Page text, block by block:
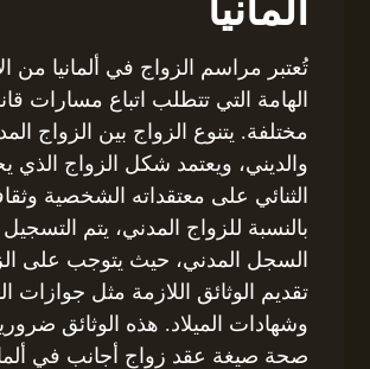
ألمانيا
تُعتبر مراسم الزواج في ألمانيا من
الهامة التي تتطلب اتباع مسارات
مختلفة. يتنوع الزواج بين الزواج
والديني، ويعتمد شكل الزواج الذي
الثنائي على معتقداته الشخصية
بالنسبة للزواج المدني، يتم
السجل المدني، حيث يتوجب على
تقديم الوثائق اللازمة مثل جوازات
وشهادات الميلاد. هذه الوثائق
صحة صيغة عقد زواج أجانب في